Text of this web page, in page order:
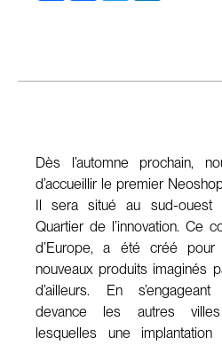
Dès l’automne prochain,
d’accueillir le premier
Il sera situé au sud-
Quartier de l’innovation. Ce
d’Europe, a été créé
nouveaux produits imaginés
d’ailleurs. En s’engageant
devance les autres
lesquelles une